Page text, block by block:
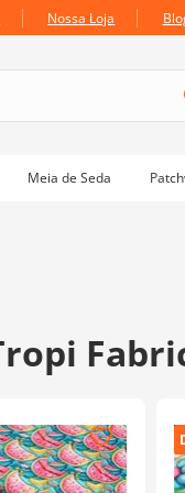
Nossa Loja
Meia de Seda